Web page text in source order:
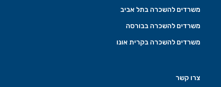
משרדים להשכרה בתל אביב
משרדים להשכרה בבורסה
משרדים להשכרה בקרית אונו
צרו קשר